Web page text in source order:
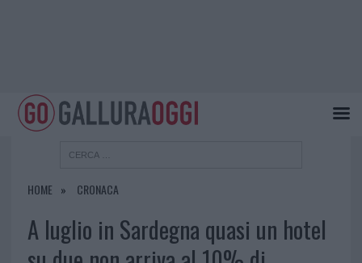
HOME CRONACA
A luglio in Sardegna quasi un hotel